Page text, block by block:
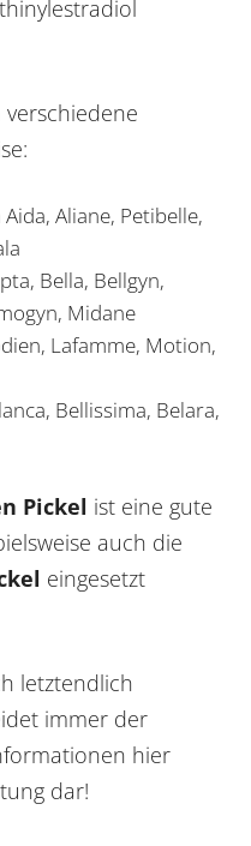
Aliane, Petibelle,
Bella, Bellgyn,
Midane
Lafamme, Motion,
Bellissima, Belara,
Pickel ist eine gute
auch die
eingesetzt
letztendlich
immer der
hier
dar!